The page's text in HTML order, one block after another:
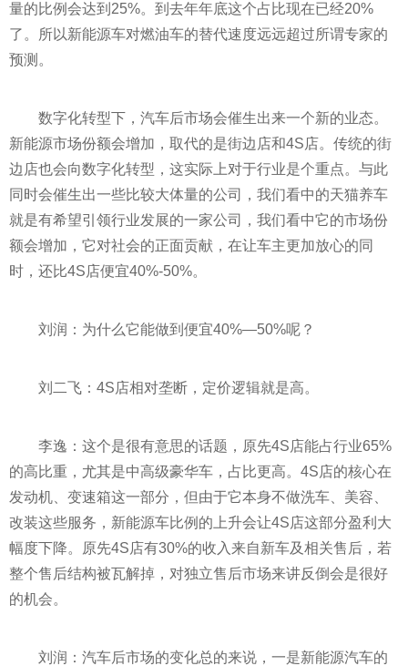
量的比例会达到25%。到去年年底这个占比现在已经20%
了。所以新能源车对燃油车的替代速度远远超过所谓专家的
预测。
数字化转型下，汽车后市场会催生出来一个新的业态。
新能源市场份额会增加，取代的是街边店和4S店。传统的街
边店也会向数字化转型，这实际上对于行业是个重点。与此
同时会催生出一些比较大体量的公司，我们看中的天猫养车
就是有希望引领行业发展的一家公司，我们看中它的市场份
额会增加，它对社会的正面贡献，在让车主更加放心的同
时，还比4S店便宜40%-50%。
刘润：为什么它能做到便宜40%—50%呢？
刘二飞：4S店相对垄断，定价逻辑就是高。
李逸：这个是很有意思的话题，原先4S店能占行业65%
的高比重，尤其是中高级豪华车，占比更高。4S店的核心在
发动机、变速箱这一部分，但由于它本身不做洗车、美容、
改装这些服务，新能源车比例的上升会让4S店这部分盈利大
幅度下降。原先4S店有30%的收入来自新车及相关售后，若
整个售后结构被瓦解掉，对独立售后市场来讲反倒会是很好
的机会。
刘润：汽车后市场的变化总的来说，一是新能源汽车的